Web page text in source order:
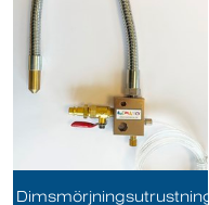
Dimsmörjningsutrustning